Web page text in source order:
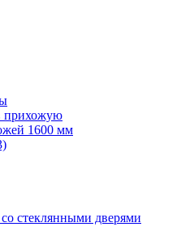
прихожую
1600 мм
стеклянными дверями